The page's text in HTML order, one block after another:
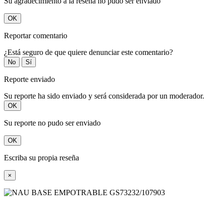
OK
Reportar comentario
¿Está seguro de que quiere denunciar este comentario?
No Sí
Reporte enviado
Su reporte ha sido enviado y será considerada por un moderador.
OK
Su reporte no pudo ser enviado
OK
Escriba su propia reseña
×